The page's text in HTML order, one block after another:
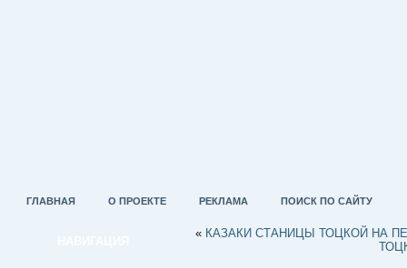
ГЛАВНАЯ О ПРОЕКТЕ РЕКЛАМА ПОИСК ПО САЙТУ
« КАЗАКИ СТАНИЦЫ ТОЦКОЙ НА